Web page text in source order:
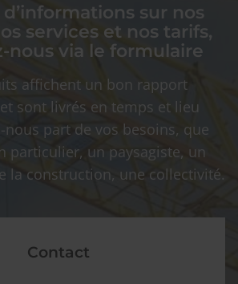
sur nos
services et nos tarifs,
nous via le formulaire
affichent un bon rapport
sont livrés en temps et lieu
nous part de vos besoins, que
particulier, un paysagiste, un
la construction, une collectivité.
Contact